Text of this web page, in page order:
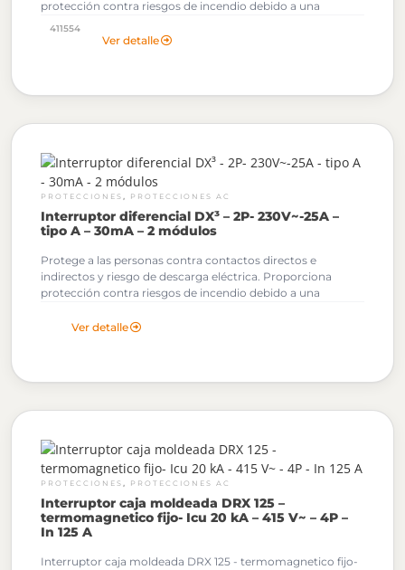
protección contra riesgos de incendio debido a una
corriente persistente de defecto a tierra.
411554
Ver detalle
PROTECCIONES , PROTECCIONES AC
Interruptor diferencial DX³ – 2P- 230V~-25A –
tipo A – 30mA – 2 módulos
Protege a las personas contra contactos directos e
indirectos y riesgo de descarga eléctrica. Proporciona
protección contra riesgos de incendio debido a una
Ver detalle
PROTECCIONES , PROTECCIONES AC
Interruptor caja moldeada DRX 125 –
termomagnetico fijo- Icu 20 kA – 415 V~ – 4P –
In 125 A
Interruptor caja moldeada DRX 125 - termomagnetico fijo-